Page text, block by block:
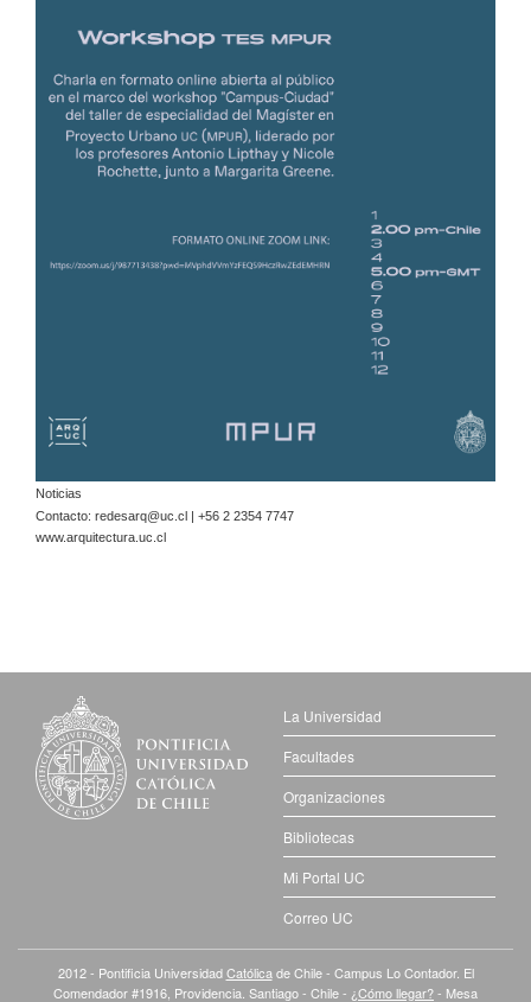
Noticias
Contacto: redesarq@uc.cl | +56 2 2354 7747
www.arquitectura.uc.cl
La Universidad
Facultades
Organizaciones
Bibliotecas
Mi Portal UC
Correo UC
2012 - Pontificia UniversidadCatólica de Chile - Campus Lo Contador. El
Comendador #1916, Providencia. Santiago - Chile - ¿Cómo llegar?- Mesa